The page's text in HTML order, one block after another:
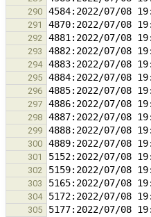
290
291
292
293
294
295
296
297
298
299
300
301
302
303
304
305